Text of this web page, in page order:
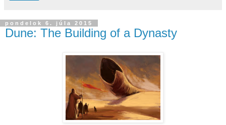
pondelok 6. júla 2015
Dune: The Building of a Dynasty